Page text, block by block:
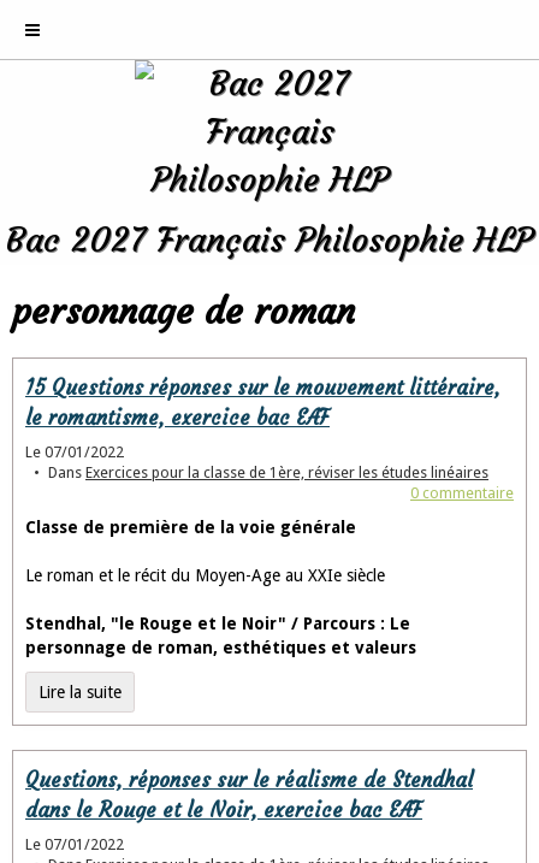
Bac 2027 Français Philosophie HLP
personnage de roman
15 Questions réponses sur le mouvement littéraire,
le romantisme, exercice bac EAF
Le 07/01/2022
Dans Exercices pour la classe de 1ère, réviser les études linéaires
0 commentaire
Classe de première de la voie générale
Le roman et le récit du Moyen-Age au XXIe siècle
Stendhal, "le Rouge et le Noir" / Parcours : Le
personnage de roman, esthétiques et valeurs
Lire la suite
Questions, réponses sur le réalisme de Stendhal
dans le Rouge et le Noir, exercice bac EAF
Le 07/01/2022